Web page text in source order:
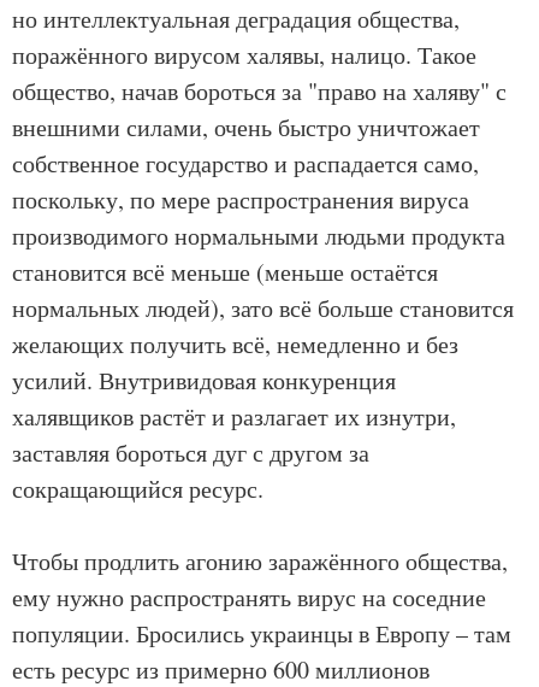
но интеллектуальная деградация общества,
поражённого вирусом халявы, налицо. Такое
общество, начав бороться за "право на халяву" с
внешними силами, очень быстро уничтожает
собственное государство и распадается само,
поскольку, по мере распространения вируса
производимого нормальными людьми продукта
становится всё меньше (меньше остаётся
нормальных людей), зато всё больше становится
желающих получить всё, немедленно и без
усилий. Внутривидовая конкуренция
халявщиков растёт и разлагает их изнутри,
заставляя бороться дуг с другом за
сокращающийся ресурс.
Чтобы продлить агонию заражённого общества,
ему нужно распространять вирус на соседние
популяции. Бросились украинцы в Европу – там
есть ресурс из примерно 600 миллионов